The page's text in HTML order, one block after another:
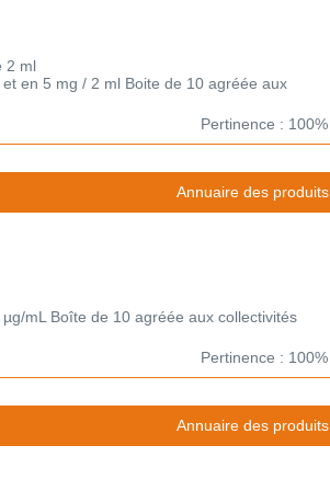
2 ml
en 5 mg / 2 ml Boite de 10 agréée aux
Pertinence : 100%
Annuaire des produits
mL Boîte de 10 agréée aux collectivités
Pertinence : 100%
Annuaire des produits